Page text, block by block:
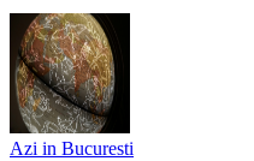
Azi in Bucuresti